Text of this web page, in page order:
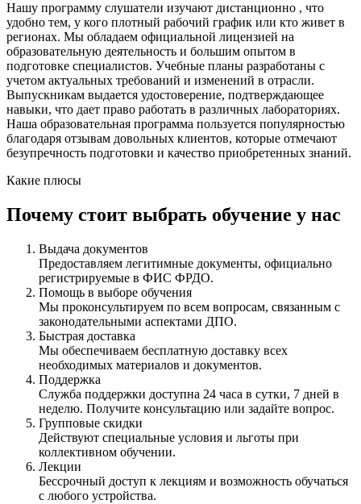
Нашу программу слушатели изучают дистанционно , что
удобно тем, у кого плотный рабочий график или кто живет в
регионах. Мы обладаем официальной лицензией на
образовательную деятельность и большим опытом в
подготовке специалистов. Учебные планы разработаны с
учетом актуальных требований и изменений в отрасли.
Выпускникам выдается удостоверение, подтверждающее
навыки, что дает право работать в различных лабораториях.
Наша образовательная программа пользуется популярностью
благодаря отзывам довольных клиентов, которые отмечают
безупречность подготовки и качество приобретенных знаний.
Какие плюсы
Почему стоит выбрать обучение у нас
Выдача документов
Предоставляем легитимные документы, официально
регистрируемые в ФИС ФРДО.
Помощь в выборе обучения
Мы проконсультируем по всем вопросам, связанным с
законодательными аспектами ДПО.
Быстрая доставка
Мы обеспечиваем бесплатную доставку всех
необходимых материалов и документов.
Поддержка
Служба поддержки доступна 24 часа в сутки, 7 дней в
неделю. Получите консультацию или задайте вопрос.
Групповые скидки
Действуют специальные условия и льготы при
коллективном обучении.
Лекции
Бессрочный доступ к лекциям и возможность обучаться
с любого устройства.